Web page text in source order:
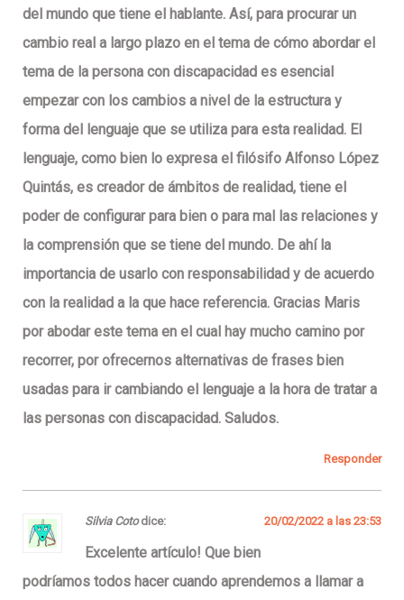
del mundo que tiene el hablante. Así, para procurar un
cambio real a largo plazo en el tema de cómo abordar el
tema de la persona con discapacidad es esencial
empezar con los cambios a nivel de la estructura y
forma del lenguaje que se utiliza para esta realidad. El
lenguaje, como bien lo expresa el filósifo Alfonso López
Quintás, es creador de ámbitos de realidad, tiene el
poder de configurar para bien o para mal las relaciones y
la comprensión que se tiene del mundo. De ahí la
importancia de usarlo con responsabilidad y de acuerdo
con la realidad a la que hace referencia. Gracias Maris
por abodar este tema en el cual hay mucho camino por
recorrer, por ofrecernos alternativas de frases bien
usadas para ir cambiando el lenguaje a la hora de tratar a
las personas con discapacidad. Saludos.
Responder
Silvia Coto dice: 20/02/2022 a las 23:53
Excelente artículo! Que bien
podríamos todos hacer cuando aprendemos a llamar a